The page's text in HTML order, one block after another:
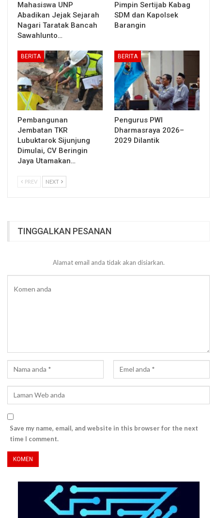
Mahasiswa UNP
Abadikan Jejak Sejarah
Nagari Taratak Bancah
Sawahlunto…
Pimpin Sertijab Kabag
SDM dan Kapolsek
Barangin
BERITA
Pembangunan
Jembatan TKR
Lubuktarok Sijunjung
Dimulai, CV Beringin
Jaya Utamakan…
BERITA
Pengurus PWI
Dharmasraya 2026–
2029 Dilantik
PREV NEXT
TINGGALKAN PESANAN
Alamat email anda tidak akan disiarkan.
Save my name, email, and website in this browser for the next
time I comment.